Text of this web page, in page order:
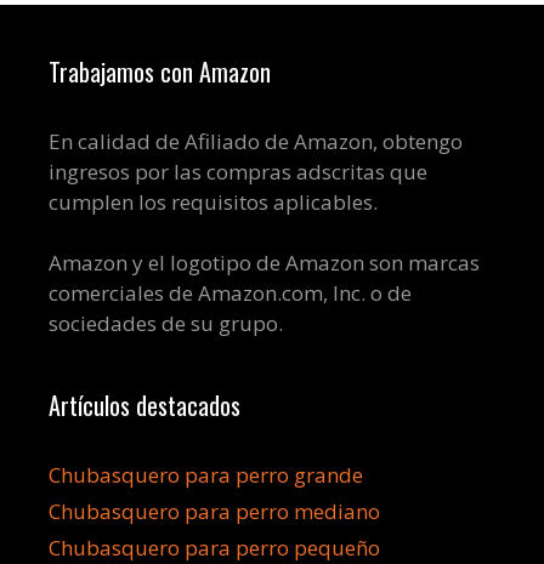
Trabajamos con Amazon
En calidad de Afiliado de Amazon, obtengo
ingresos por las compras adscritas que
cumplen los requisitos aplicables.
Amazon y el logotipo de Amazon son marcas
comerciales de Amazon.com, Inc. o de
sociedades de su grupo.
Artículos destacados
Chubasquero para perro grande
Chubasquero para perro mediano
Chubasquero para perro pequeño